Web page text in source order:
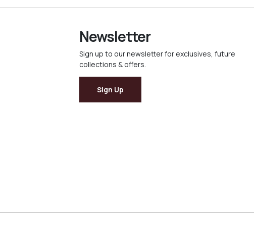
Newsletter
Sign up to our newsletter for exclusives, future
collections & offers.
Sign Up